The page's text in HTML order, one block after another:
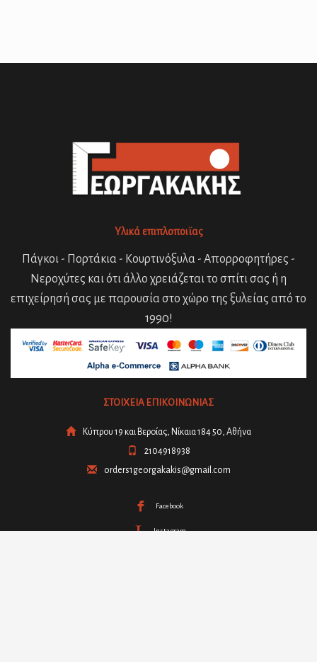
Υλικά επιπλοποιϊας
Πάγκοι - Πορτάκια - Κουρτινόξυλα - Απορροφητήρες -
Νεροχύτες και ότι άλλο χρειάζεται το σπίτι σας ή η
επιχείρησή σας με παρουσία στο χώρο της ξυλείας από το
1990!
ΣΤΟΙΧΕΙΑ ΕΠΙΚΟΙΝΩΝΙΑΣ
Κύπρου 19 και Βεροίας, Νίκαια 184 50, Αθήνα
2104918938
orders1georgakakis@gmail.com
Facebook
Instagram